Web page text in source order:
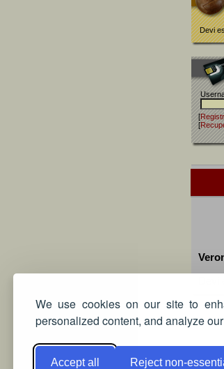
We use cookies on our site to
personalized content, and analyze
Accept all Reject non-
Devi
[
[